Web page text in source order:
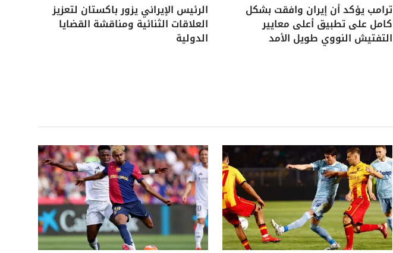
ترامب يؤكد أن إيران وافقت بشكل
كامل على تطبيق أعلى معايير
التفتيش النووي طويل الأمد
الرئيس الإيراني يزور باكستان لتعزيز
العلاقات الثنائية ومناقشة القضايا
الدولية